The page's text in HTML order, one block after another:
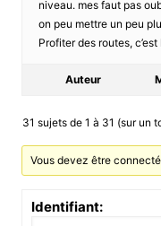
niveau. mes faut pas
on peu mettre un peu
Profiter des routes,
Auteur
31 sujets de 1 à 31 (sur un
Vous devez être
Identifiant: